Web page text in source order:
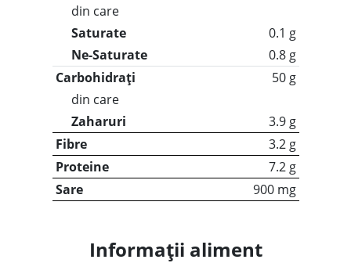
din care
Saturate
0.1 g
Ne-Saturate
0.8 g
Carbohidrați
50 g
din care
Zaharuri
3.9 g
Fibre
3.2 g
Proteine
7.2 g
Sare
900 mg
Informații aliment